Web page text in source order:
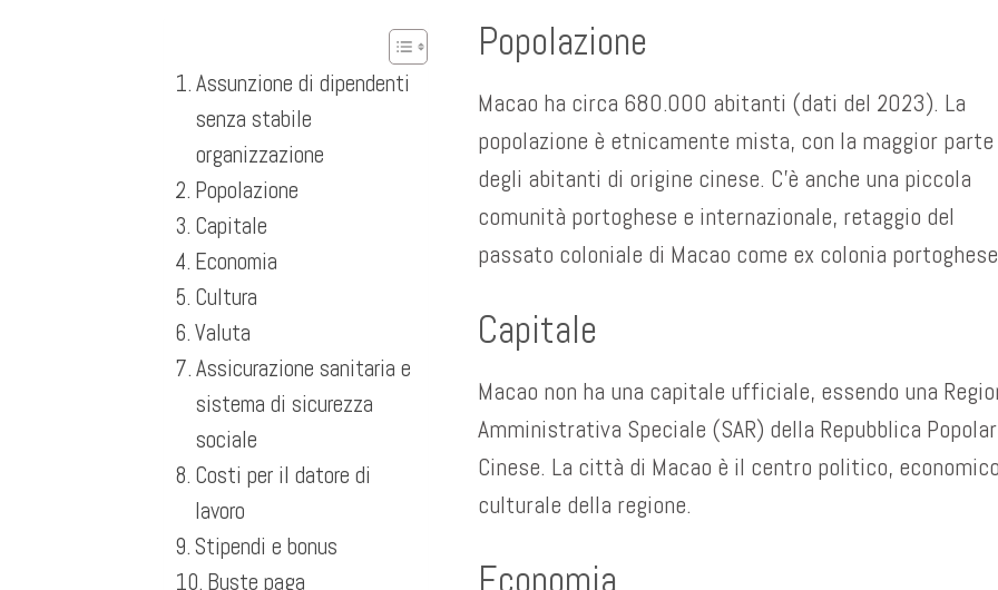
Assunzione di dipendenti
senza stabile
organizzazione
Popolazione
Capitale
Economia
Cultura
Valuta
Assicurazione sanitaria e
sistema di sicurezza
sociale
Costi per il datore di
lavoro
Stipendi e bonus
Buste paga
Popolazione
Macao ha circa 680.000 abitanti (dati del 2023). La
popolazione è etnicamente mista, con la maggior parte
degli abitanti di origine cinese. C’è anche una piccola
comunità portoghese e internazionale, retaggio del
passato coloniale di Macao come ex colonia
Capitale
Macao non ha una capitale ufficiale, essendo una
Amministrativa Speciale (SAR) della Repubblica
Cinese. La città di Macao è il centro politico,
culturale della regione.